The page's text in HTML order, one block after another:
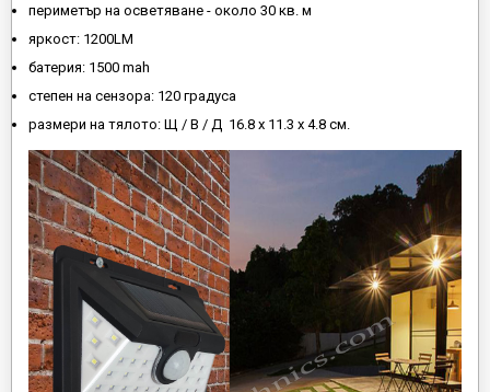
периметър на осветяване - около 30 кв. м
яркост: 1200LM
батерия: 1500 mah
степен на сензора: 120 градуса
размери на тялото: Щ / В / Д 16.8 х 11.3 х 4.8 см.